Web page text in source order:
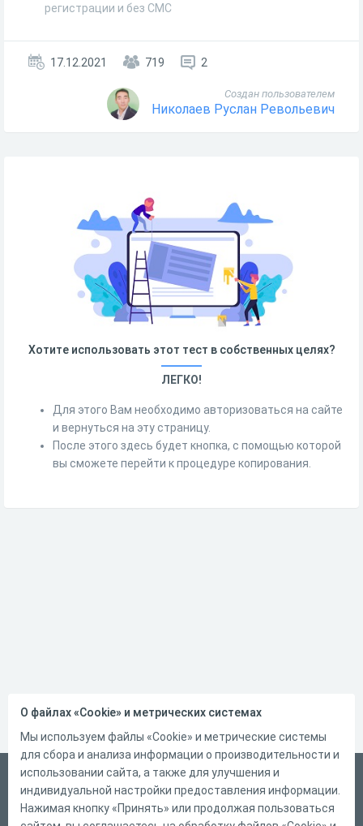
регистрации и без СМС
17.12.2021 719 2
Создан пользователем
Николаев Руслан Револьевич
Хотите использовать этот тест в собственных целях?
ЛЕГКО!
Для этого Вам необходимо авторизоваться на сайте
и вернуться на эту страницу.
После этого здесь будет кнопка, с помощью которой
вы сможете перейти к процедуре копирования.
Русский
Справка
О файлах «Cookie» и метрических системах
Мы используем файлы «Cookie» и метрические системы
для сбора и анализа информации о производительности и
использовании сайта, а также для улучшения и
индивидуальной настройки предоставления информации.
Нажимая кнопку «Принять» или продолжая пользоваться